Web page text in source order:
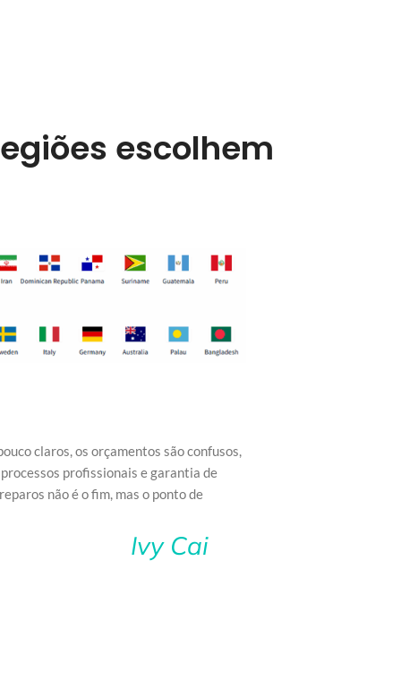
escolhem
claros, os orçamentos são confusos,
profissionais e garantia de
não é o fim, mas o ponto de
Ivy Cai